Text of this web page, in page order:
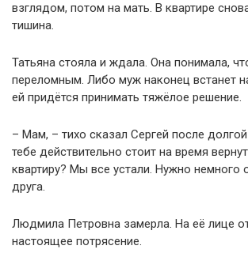
взглядом, потом на мать. В квартире
тишина.
Татьяна стояла и ждала. Она понимала,
переломным. Либо муж наконец встанет
ей придётся принимать тяжёлое решение.
– Мам, – тихо сказал Сергей после
тебе действительно стоит на время
квартиру? Мы все устали. Нужно немного
друга.
Людмила Петровна замерла. На её лице
настоящее потрясение.